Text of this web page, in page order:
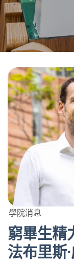
學院消息
窮畢生精
法布里斯